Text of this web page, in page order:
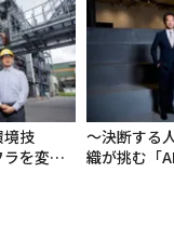
境技
を変え
〜決断する
織が挑む「